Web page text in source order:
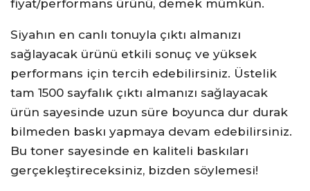
fiyat/performans ürünü, demek mümkün.
Siyahın en canlı tonuyla çıktı almanızı
sağlayacak ürünü etkili sonuç ve yüksek
performans için tercih edebilirsiniz. Üstelik
tam 1500 sayfalık çıktı almanızı sağlayacak
ürün sayesinde uzun süre boyunca dur durak
bilmeden baskı yapmaya devam edebilirsiniz.
Bu toner sayesinde en kaliteli baskıları
gerçekleştireceksiniz, bizden söylemesi!